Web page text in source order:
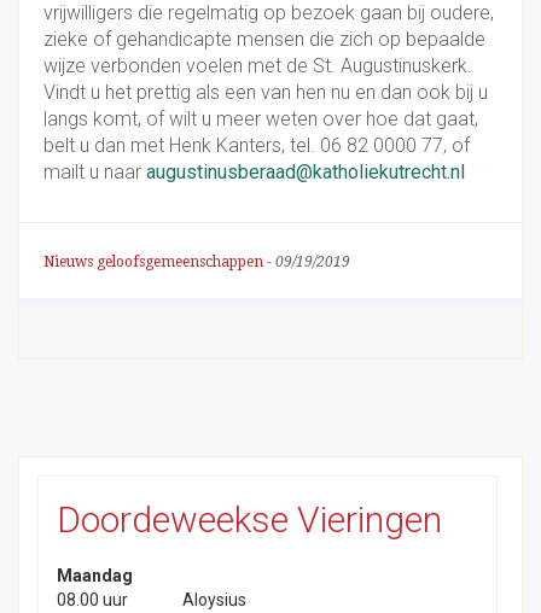
vrijwilligers die regelmatig op bezoek gaan bij oudere,
zieke of gehandicapte mensen die zich op bepaalde
wijze verbonden voelen met de St. Augustinuskerk.
Vindt u het prettig als een van hen nu en dan ook bij u
langs komt, of wilt u meer weten over hoe dat gaat,
belt u dan met Henk Kanters, tel. 06 82 0000 77, of
mailt u naar augustinusberaad@katholiekutrecht.nl
Nieuws geloofsgemeenschappen - 09/19/2019
Doordeweekse Vieringen
Maandag
08.00 uur
Aloysius